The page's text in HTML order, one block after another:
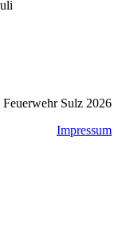
Sulz 2026
Impressum